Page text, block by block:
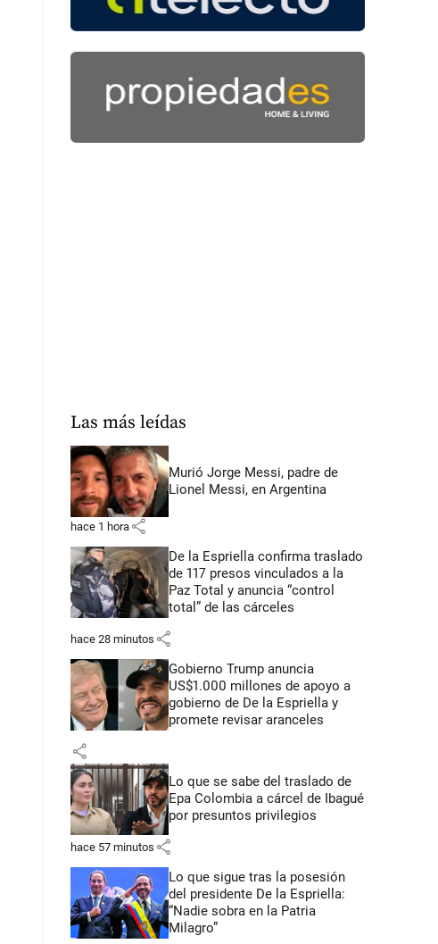
Las más leídas
Murió Jorge Messi, padre de
Lionel Messi, en Argentina
hace 1 hora share
De la Espriella confirma traslado
de 117 presos vinculados a la
Paz Total y anuncia “control
total” de las cárceles
hace 28 minutos share
Gobierno Trump anuncia
US$1.000 millones de apoyo a
gobierno de De la Espriella y
promete revisar aranceles
share
Lo que se sabe del traslado de
Epa Colombia a cárcel de Ibagué
por presuntos privilegios
hace 57 minutos share
Lo que sigue tras la posesión
del presidente De la Espriella:
“Nadie sobra en la Patria
Milagro”